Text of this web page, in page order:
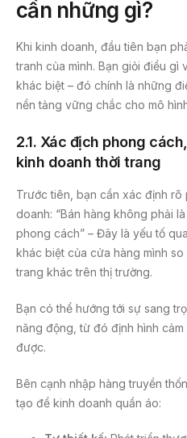
cần những gì?
Khi kinh doanh, đầu tiên bạn
tranh của mình. Bạn giỏi điều gì
khác biệt – đó chính là những
nền tảng vững chắc cho mô
2.1. Xác địch phong
kinh doanh thời trang
Trước tiên, bạn cần xác định
doanh: “Bán hàng không phải
phong cách” – Đây là yếu tố
khác biệt của cửa hàng mình
trang khác trên thị trường.
Bạn có thể hướng tới sự sang
năng động, từ đó định hình
được.
Bên cạnh nhập hàng truyền
tạo để kinh doanh quần áo: